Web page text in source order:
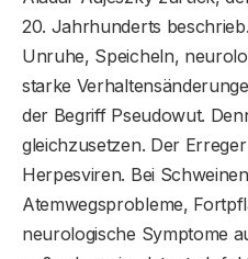
20. Jahrhunderts
Unruhe, Speicheln,
starke
der Begriff Pseudowut.
gleichzusetzen. Der
Herpesviren. Bei
Atemwegsprobleme,
neurologische Symptome